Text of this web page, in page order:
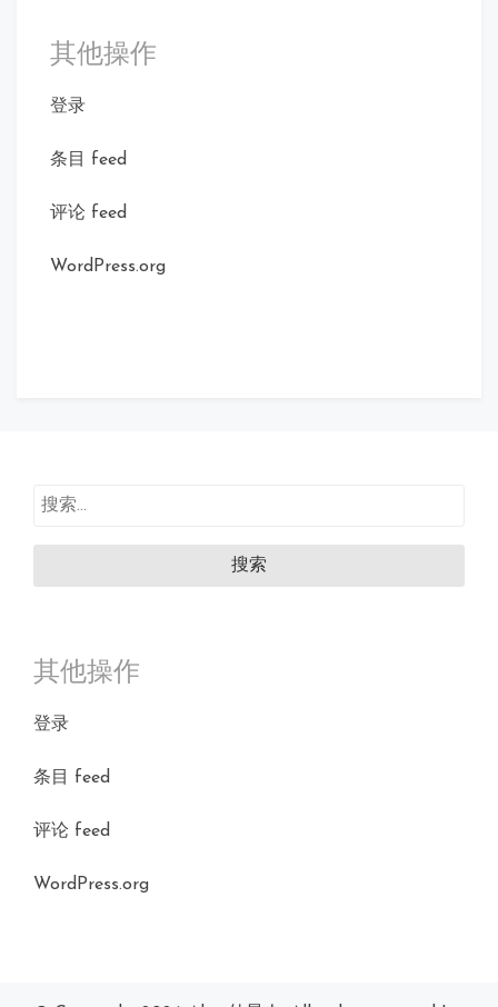
其他操作
登录
条目 feed
评论 feed
WordPress.org
搜
其他操作
登录
条目 feed
评论 feed
WordPress.org